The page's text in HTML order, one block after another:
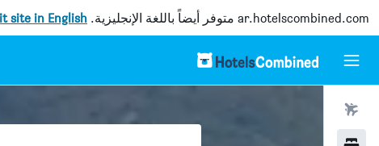
ar.hotelscombined.com متوفر أيضاً باللغة الإنجليزية. site in English